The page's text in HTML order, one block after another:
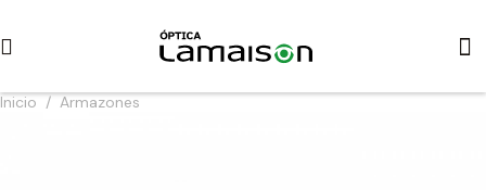
Inicio / Armazones